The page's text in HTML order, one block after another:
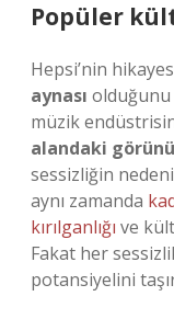
Popüler
Hepsi’nin
aynası olduğunu
müzik
alandaki
sessizliğin
aynı zamanda
kırılganlığı ve
Fakat her
potansiyelini